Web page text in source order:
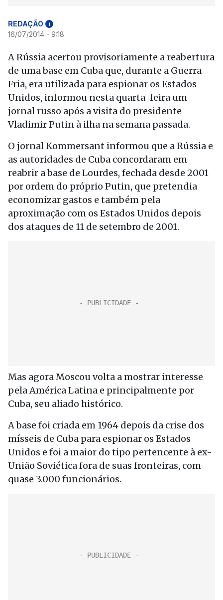
REDAÇÃO i
16/07/2014 - 9:18
A Rússia acertou provisoriamente a reabertura
de uma base em Cuba que, durante a Guerra
Fria, era utilizada para espionar os Estados
Unidos, informou nesta quarta-feira um
jornal russo após a visita do presidente
Vladimir Putin à ilha na semana passada.
O jornal Kommersant informou que a Rússia e
as autoridades de Cuba concordaram em
reabrir a base de Lourdes, fechada desde 2001
por ordem do próprio Putin, que pretendia
economizar gastos e também pela
aproximação com os Estados Unidos depois
dos ataques de 11 de setembro de 2001.
Mas agora Moscou volta a mostrar interesse
pela América Latina e principalmente por
Cuba, seu aliado histórico.
A base foi criada em 1964 depois da crise dos
mísseis de Cuba para espionar os Estados
Unidos e foi a maior do tipo pertencente à ex-
União Soviética fora de suas fronteiras, com
quase 3.000 funcionários.